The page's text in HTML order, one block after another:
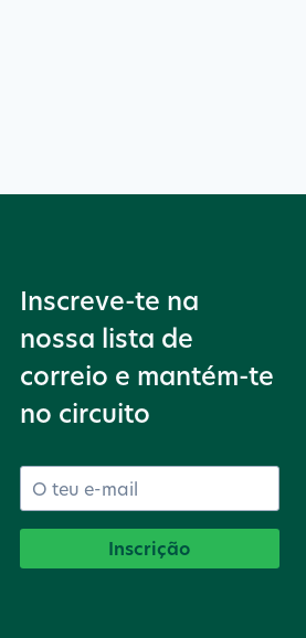
Inscreve-te na
nossa lista de
correio e mantém-te
no circuito
Inscrição